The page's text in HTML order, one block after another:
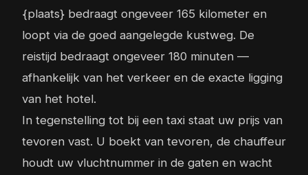
{plaats} bedraagt ongeveer 165 kilometer en
loopt via de goed aangelegde kustweg. De
reistijd bedraagt ongeveer 180 minuten —
afhankelijk van het verkeer en de exacte ligging
van het hotel.
In tegenstelling tot bij een taxi staat uw prijs van
tevoren vast. U boekt van tevoren, de chauffeur
houdt uw vluchtnummer in de gaten en wacht